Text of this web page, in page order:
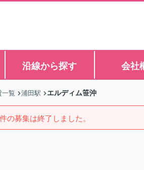
沿線から探す 会社
一覧 浦田駅 エルディム笹沖
の募集は終了しました。